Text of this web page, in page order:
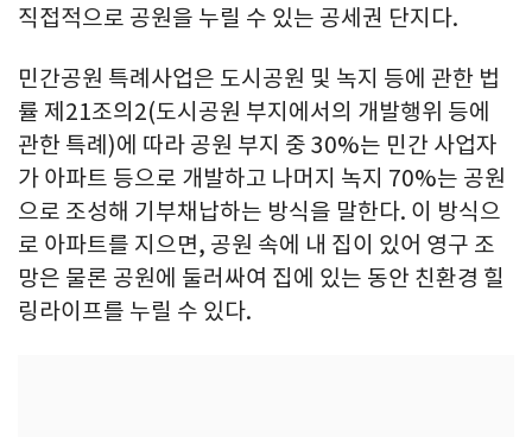
직접적으로 공원을 누릴 수 있는 공세권 단지다.
민간공원 특례사업은 도시공원 및 녹지 등에 관한 법
률 제21조의2(도시공원 부지에서의 개발행위 등에
관한 특례)에 따라 공원 부지 중 30%는 민간 사업자
가 아파트 등으로 개발하고 나머지 녹지 70%는 공원
으로 조성해 기부채납하는 방식을 말한다. 이 방식으
로 아파트를 지으면, 공원 속에 내 집이 있어 영구 조
망은 물론 공원에 둘러싸여 집에 있는 동안 친환경 힐
링라이프를 누릴 수 있다.